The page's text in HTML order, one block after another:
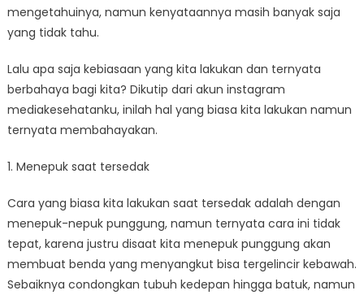
mengetahuinya, namun kenyataannya masih banyak saja
yang tidak tahu.
Lalu apa saja kebiasaan yang kita lakukan dan ternyata
berbahaya bagi kita? Dikutip dari akun instagram
mediakesehatanku, inilah hal yang biasa kita lakukan namun
ternyata membahayakan.
1. Menepuk saat tersedak
Cara yang biasa kita lakukan saat tersedak adalah dengan
menepuk-nepuk punggung, namun ternyata cara ini tidak
tepat, karena justru disaat kita menepuk punggung akan
membuat benda yang menyangkut bisa tergelincir kebawah.
Sebaiknya condongkan tubuh kedepan hingga batuk, namun